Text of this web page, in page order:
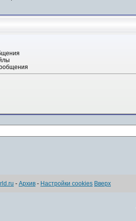
- Архив - Настройки cookies Вверх